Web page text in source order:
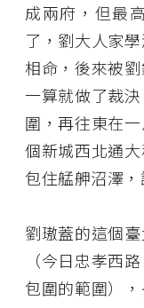
成兩府，但最
了，劉大人家
相命，後來被
一算就做了裁
圍，再往東在
個新城西北通
包住艋舺沼澤，
劉璈蓋的這個
（今日忠孝西
包圍的範圍）